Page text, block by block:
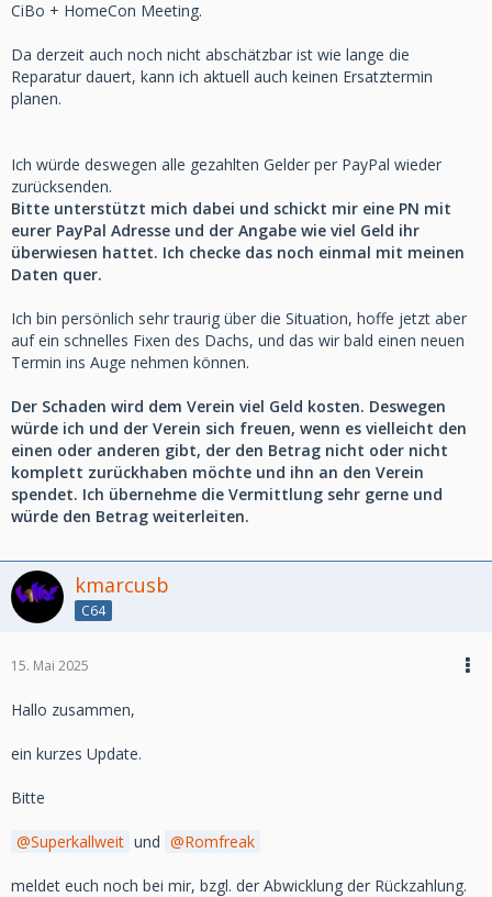
CiBo + HomeCon Meeting.
Da derzeit auch noch nicht abschätzbar ist wie lange die
Reparatur dauert, kann ich aktuell auch keinen Ersatztermin
planen.
Ich würde deswegen alle gezahlten Gelder per PayPal wieder
zurücksenden.
Bitte unterstützt mich dabei und schickt mir eine PN mit
eurer PayPal Adresse und der Angabe wie viel Geld ihr
überwiesen hattet. Ich checke das noch einmal mit meinen
Daten quer.
Ich bin persönlich sehr traurig über die Situation, hoffe jetzt aber
auf ein schnelles Fixen des Dachs, und das wir bald einen neuen
Termin ins Auge nehmen können.
Der Schaden wird dem Verein viel Geld kosten. Deswegen
würde ich und der Verein sich freuen, wenn es vielleicht den
einen oder anderen gibt, der den Betrag nicht oder nicht
komplett zurückhaben möchte und ihn an den Verein
spendet. Ich übernehme die Vermittlung sehr gerne und
würde den Betrag weiterleiten.
kmarcusb
C64
15. Mai 2025
Hallo zusammen,
ein kurzes Update.
Bitte
Superkallweit und Romfreak
meldet euch noch bei mir, bzgl. der Abwicklung der Rückzahlung.